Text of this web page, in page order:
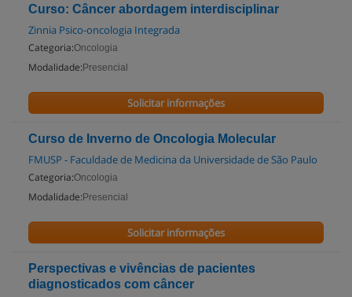
Curso: Câncer abordagem interdisciplinar
Zinnia Psico-oncologia Integrada
Categoria:Oncologia
Modalidade: Presencial
Solicitar informações
Curso de Inverno de Oncologia Molecular
FMUSP - Faculdade de Medicina da Universidade de São Paulo
Categoria:Oncologia
Modalidade: Presencial
Solicitar informações
Perspectivas e vivências de pacientes
diagnosticados com câncer